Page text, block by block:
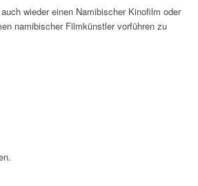
wieder einen Namibischer Kinofilm oder
namibischer Filmkünstler vorführen zu